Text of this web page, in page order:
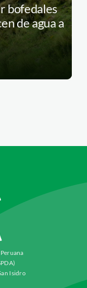
bofedales
de agua a
Isidro